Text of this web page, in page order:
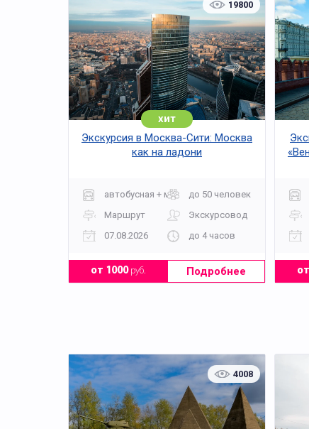
19800
хит
Экскурсия в Москва-Сити: Москва
как на ладони
автобусная + музей до 50 человек
Маршрут
Экскурсовод
07.08.2026
до 4 часов
от 1000руб. Подробнее
4008